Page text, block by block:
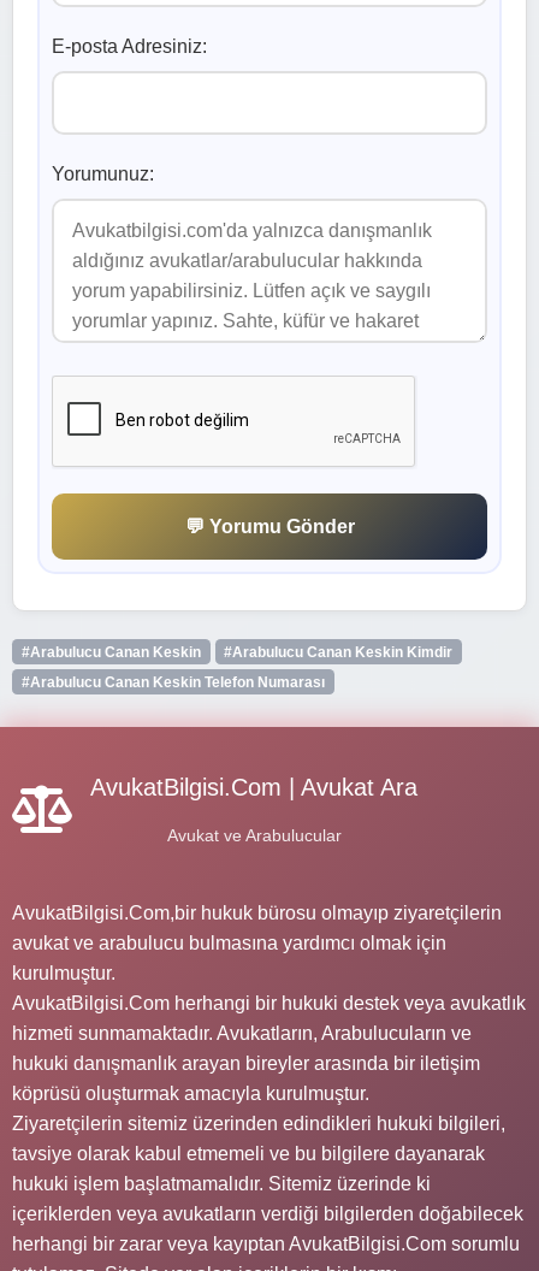
E-posta Adresiniz:
Yorumunuz:
💬 Yorumu Gönder
#Arabulucu Canan Keskin
#Arabulucu Canan Keskin Kimdir
#Arabulucu Canan Keskin Telefon Numarası
AvukatBilgisi.Com | Avukat Ara
Avukat ve Arabulucular
AvukatBilgisi.Com,bir hukuk bürosu olmayıp ziyaretçilerin
avukat ve arabulucu bulmasına yardımcı olmak için
kurulmuştur.
AvukatBilgisi.Com herhangi bir hukuki destek veya avukatlık
hizmeti sunmamaktadır. Avukatların, Arabulucuların ve
hukuki danışmanlık arayan bireyler arasında bir iletişim
köprüsü oluşturmak amacıyla kurulmuştur.
Ziyaretçilerin sitemiz üzerinden edindikleri hukuki bilgileri,
tavsiye olarak kabul etmemeli ve bu bilgilere dayanarak
hukuki işlem başlatmamalıdır. Sitemiz üzerinde ki
içeriklerden veya avukatların verdiği bilgilerden doğabilecek
herhangi bir zarar veya kayıptan AvukatBilgisi.Com sorumlu